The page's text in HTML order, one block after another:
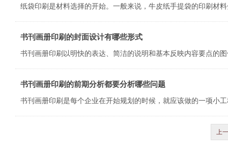
书刊画册印刷的封面设计有哪些形式
书刊画册印刷以明快的表达、简洁的说明和基本反映内容要点的
书刊画册印刷的前期分析都要分析哪些问题
上